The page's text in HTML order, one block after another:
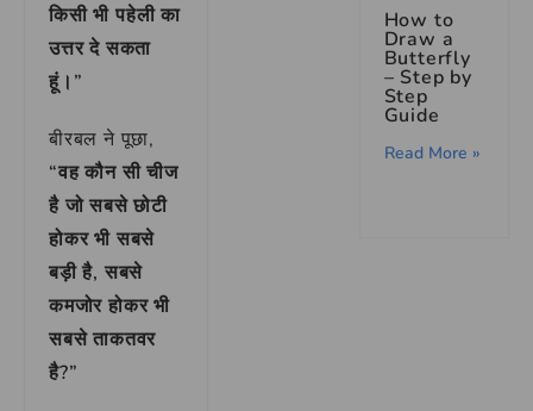
किसी भी पहेली का
उत्तर दे सकता
हूं।”
बीरबल ने पूछा,
“वह कौन सी चीज
है जो सबसे छोटी
होकर भी सबसे
बड़ी है, सबसे
कमजोर होकर भी
सबसे ताकतवर
है?”
How to
Draw a
Butterfly
– Step by
Step
Guide
Read More »